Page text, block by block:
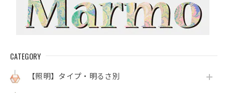
CATEGORY
【照明】タイプ・明るさ別